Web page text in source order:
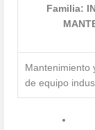
Familia:
Mantenimiento
de equipo